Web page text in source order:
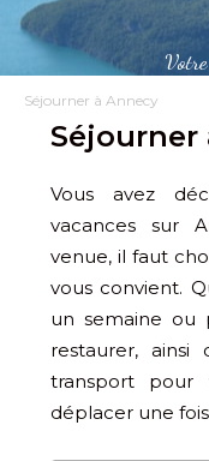
Séjourner à Annecy
Séjourner
Vous avez
vacances sur
venue, il faut
vous convient.
un semaine ou
restaurer,
transport pour
déplacer une